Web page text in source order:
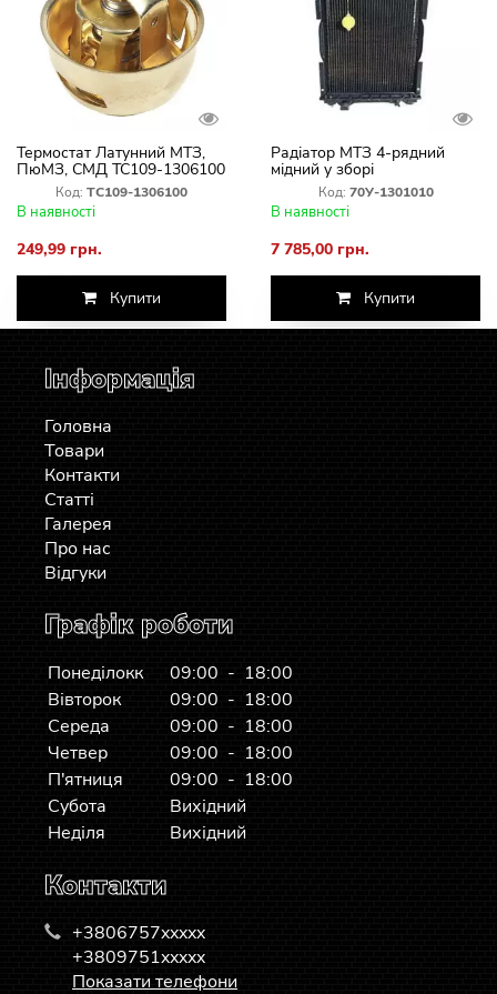
Термостат Латунний МТЗ,
ПюМЗ, СМД ТС109-1306100
Код: ТС109-1306100
В наявності
249,99 грн.
Купити
Радіатор МТЗ 4-рядний
мідний у зборі
Код: 70У-1301010
В наявності
7 785,00 грн.
Купити
Інформація
Головна
Товари
Контакти
Статті
Галерея
Про нас
Відгуки
Графік роботи
Понеділокк
09:00 - 18:00
Вівторок
09:00 - 18:00
Середа
09:00 - 18:00
Четвер
09:00 - 18:00
П'ятниця
09:00 - 18:00
Субота
Вихідний
Неділя
Вихідний
Контакти
+3806757xxxxx
+3809751xxxxx
Показати телефони